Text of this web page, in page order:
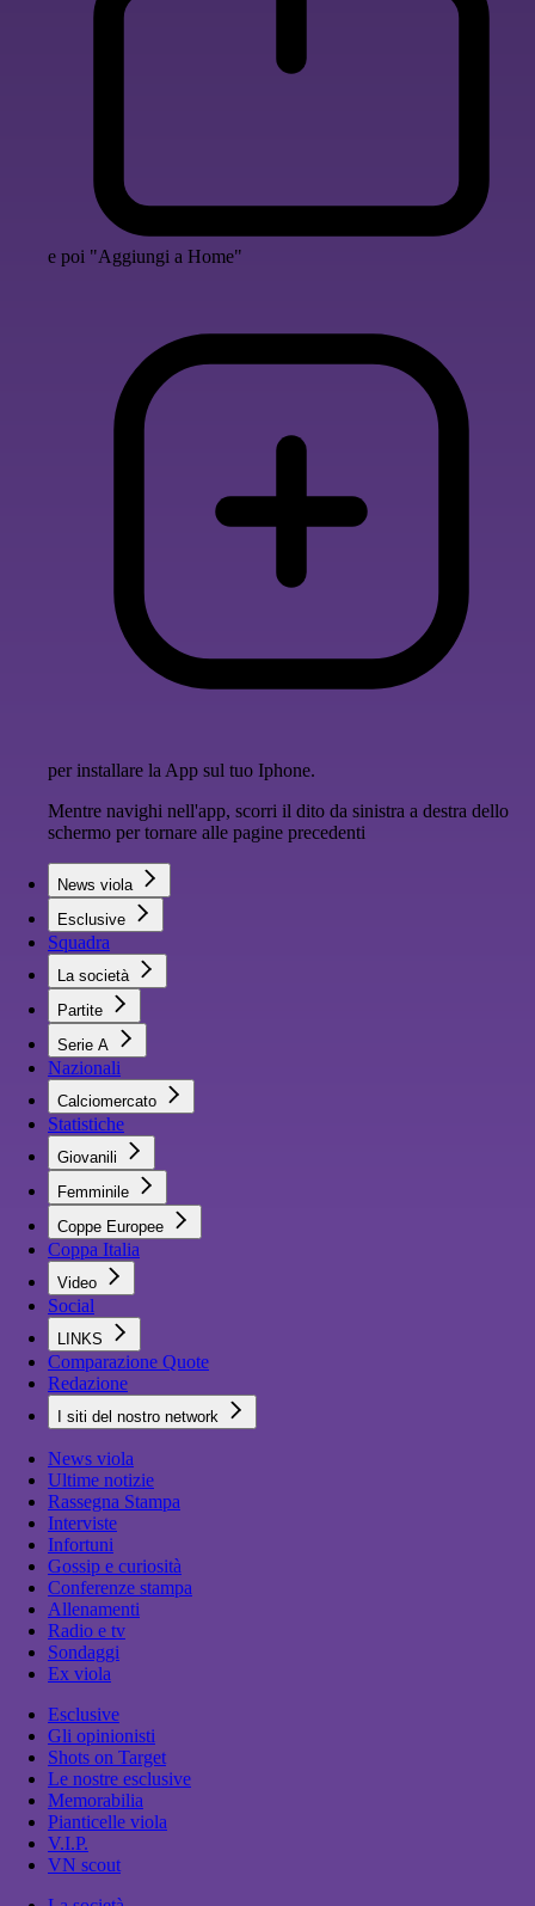
e poi "Aggiungi a Home"
per installare la App sul tuo Iphone.
Mentre navighi nell'app, scorri il dito da sinistra a destra dello
schermo per tornare alle pagine precedenti
News viola
Esclusive
Squadra
La società
Partite
Serie A
Nazionali
Calciomercato
Statistiche
Giovanili
Femminile
Coppe Europee
Coppa Italia
Video
Social
LINKS
Comparazione Quote
Redazione
I siti del nostro network
News viola
Ultime notizie
Rassegna Stampa
Interviste
Infortuni
Gossip e curiosità
Conferenze stampa
Allenamenti
Radio e tv
Sondaggi
Ex viola
Esclusive
Gli opinionisti
Shots on Target
Le nostre esclusive
Memorabilia
Pianticelle viola
V.I.P.
VN scout